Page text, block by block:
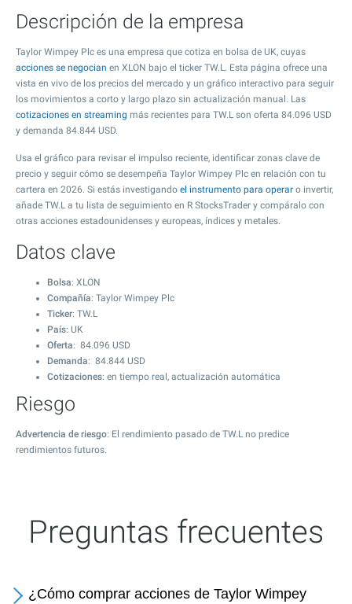
Descripción de la empresa
Taylor Wimpey Plc es una empresa que cotiza en bolsa de UK, cuyas
acciones se negocian en XLON bajo el ticker TW.L. Esta página ofrece una
vista en vivo de los precios del mercado y un gráfico interactivo para seguir
los movimientos a corto y largo plazo sin actualización manual. Las
cotizaciones en streaming más recientes para TW.L son oferta 84.096 USD
y demanda 84.844 USD.
Usa el gráfico para revisar el impulso reciente, identificar zonas clave de
precio y seguir cómo se desempeña Taylor Wimpey Plc en relación con tu
cartera en 2026. Si estás investigando el instrumento para operar o invertir,
añade TW.L a tu lista de seguimiento en R StocksTrader y compáralo con
otras acciones estadounidenses y europeas, índices y metales.
Datos clave
Bolsa: XLON
Compañía: Taylor Wimpey Plc
Ticker: TW.L
País: UK
Oferta: 84.096 USD
Demanda: 84.844 USD
Cotizaciones: en tiempo real, actualización automática
Riesgo
Advertencia de riesgo: El rendimiento pasado de TW.L no predice
rendimientos futuros.
Preguntas frecuentes
¿Cómo comprar acciones de Taylor Wimpey